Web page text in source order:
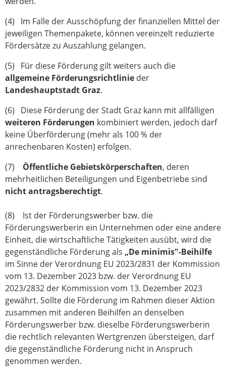
(4) Im Falle der Ausschöpfung der finanziellen Mittel der
jeweiligen Themenpakete, können vereinzelt reduzierte
Fördersätze zu Auszahlung gelangen.
(5) Für diese Förderung gilt weiters auch die
allgemeine Förderungsrichtlinie der
Landeshauptstadt Graz.
(6) Diese Förderung der Stadt Graz kann mit allfälligen
weiteren Förderungen kombiniert werden, jedoch darf
keine Überförderung (mehr als 100 % der
anrechenbaren Kosten) erfolgen.
(7) Öffentliche Gebietskörperschaften, deren
mehrheitlichen Beteiligungen und Eigenbetriebe sind
nicht antragsberechtigt.
(8) Ist der Förderungswerber bzw. die
Förderungswerberin ein Unternehmen oder eine andere
Einheit, die wirtschaftliche Tätigkeiten ausübt, wird die
gegenständliche Förderung als „De minimis"-Beihilfe
im Sinne der Verordnung EU 2023/2831 der Kommission
vom 13. Dezember 2023 bzw. der Verordnung EU
2023/2832 der Kommission vom 13. Dezember 2023
gewährt. Sollte die Förderung im Rahmen dieser Aktion
zusammen mit anderen Beihilfen an denselben
Förderungswerber bzw. dieselbe Förderungswerberin
die rechtlich relevanten Wertgrenzen übersteigen, darf
die gegenständliche Förderung nicht in Anspruch
genommen werden.